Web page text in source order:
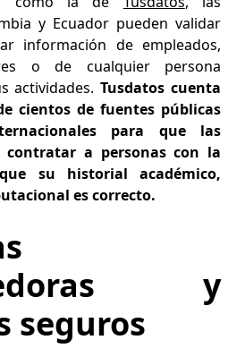
y Ecuador pueden validar
información de empleados,
o de cualquier persona
actividades.Tusdatos cuenta
cientos de fuentes públicas
para que las
contratar a personas con la
su historial académico,
es correcto.
y
seguros